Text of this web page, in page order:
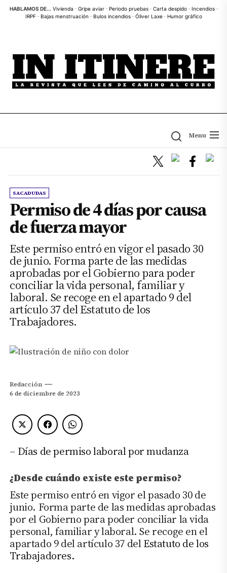
SkipHABLAMOS DE... Vivienda · Gripe aviar· Periodo pruebas· Carta despido· Incendios·
IRPF· Bajas menstruación · Bulos incendios· Óliver Laxe· Humor gráfico
Menu
SACADUDAS
Permiso de 4 días por causa
de fuerza mayor
Este permiso entró en vigor el pasado 30
de junio. Forma parte de las medidas
aprobadas por el Gobierno para poder
conciliar la vida personal, familiar y
laboral. Se recoge en el apartado 9 del
artículo 37 del Estatuto de los
Trabajadores.
Redacción
6 de diciembre de 2023
– Días de permiso laboral por mudanza
¿Desde cuándo existe este permiso?
Este permiso entró en vigor el pasado 30 de
junio. Forma parte de las medidas aprobadas
por el Gobierno para poder conciliar la vida
personal, familiar y laboral. Se recoge en el
apartado 9 del artículo 37 delEstatuto de los
Trabajadores.